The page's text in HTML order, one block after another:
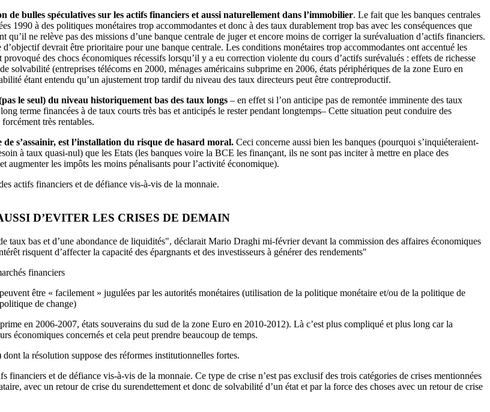
bulles spéculatives sur les actifs financiers et aussi naturellement dans l’immobilier. Le fait que les banques centrales
1990 à des politiques monétaires trop accommodantes et donc à des taux durablement trop bas avec les conséquences que
ne relève pas des missions d’une banque centrale de juger et encore moins de corriger la surévaluation d’actifs financiers.
devrait être prioritaire pour une banque centrale. Les conditions monétaires trop accommodantes ont accentué les
des chocs économiques récessifs lorsqu’il y a eu correction violente du cours d’actifs surévalués : effets de richesse
solvabilité (entreprises télécoms en 2000, ménages américains subprime en 2006, états périphériques de la zone Euro en
étant entendu qu’un ajustement trop tardif du niveau des taux directeurs peut être contreproductif.
le seul) du niveau historiquement bas des taux longs – en effet si l’on anticipe pas de remontée imminente des taux
terme financées à de taux courts très bas et anticipés le rester pendant longtemps– Cette situation peut conduire des
très rentables.
s’assainir, est l’installation du risque de hasard moral. Ceci concerne aussi bien les banques (pourquoi s’inquiéteraient-
à taux quasi-nul) que les Etats (les banques voire la BCE les finançant, ils ne sont pas inciter à mettre en place des
augmenter les impôts les moins pénalisants pour l’activité économique).
actifs financiers et de défiance vis-à-vis de la monnaie.
D’EVITER LES CRISES DE DEMAIN
taux bas et d’une abondance de liquidités", déclarait Mario Draghi mi-février devant la commission des affaires économiques
risquent d’affecter la capacité des épargnants et des investisseurs à générer des rendements"
financiers
être « facilement » jugulées par les autorités monétaires (utilisation de la politique monétaire et/ou de la politique de
de change)
en 2006-2007, états souverains du sud de la zone Euro en 2010-2012). Là c’est plus compliqué et plus long car la
économiques concernés et cela peut prendre beaucoup de temps.
la résolution suppose des réformes institutionnelles fortes.
et de défiance vis-à-vis de la monnaie. Ce type de crise n’est pas exclusif des trois catégories de crises mentionnées
avec un retour de crise du surendettement et donc de solvabilité d’un état et par la force des choses avec un retour de crise